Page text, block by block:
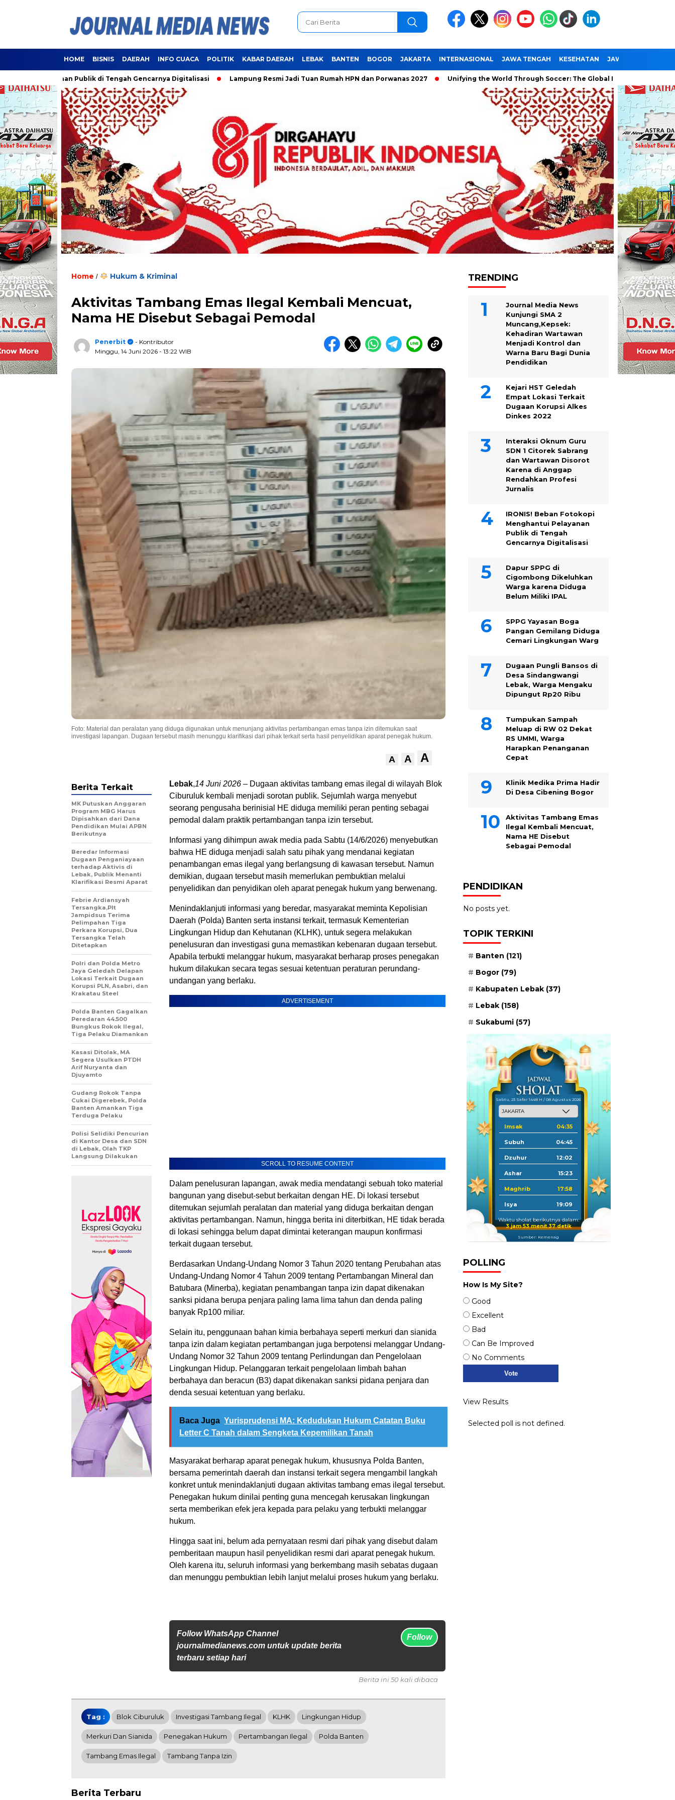
HOME BISNIS DAERAH INFO CUACA POLITIK KABAR DAERAH LEBAK BANTEN BOGOR JAKARTA INTERNASIONAL JAWA TENGAH KESEHATAN JAWA TIMUR
Publik di Tengah Gencarnya Digitalisasi Lampung Resmi Jadi Tuan Rumah HPN dan Porwanas 2027 Unifying the World Through Soccer: The Global Impact of the World Cup
Home / Hukum & Kriminal
Aktivitas Tambang Emas Ilegal Kembali Mencuat,
Nama HE Disebut Sebagai Pemodal
Penerbit
- Kontributor
Minggu, 14 Juni 2026 - 13:22 WIB
Foto: Material dan peralatan yang diduga digunakan untuk menunjang aktivitas pertambangan emas tanpa izin ditemukan saat
investigasi lapangan. Dugaan tersebut masih menunggu klarifikasi dari pihak terkait serta hasil penyelidikan aparat penegak hukum.
A A A
Lebak,14 Juni 2026 – Dugaan aktivitas tambang emas ilegal di wilayah Blok
Ciburuluk kembali menjadi sorotan publik. Sejumlah warga menyebut
seorang pengusaha berinisial HE diduga memiliki peran penting sebagai
pemodal dalam praktik pertambangan tanpa izin tersebut.
Informasi yang dihimpun awak media pada Sabtu (14/6/2026) menyebutkan
bahwa HE diduga menjadi salah satu pihak yang mendanai kegiatan
penambangan emas ilegal yang berlangsung di kawasan tersebut. Namun
demikian, dugaan tersebut masih memerlukan pembuktian melalui
penyelidikan dan penyidikan oleh aparat penegak hukum yang berwenang.
Menindaklanjuti informasi yang beredar, masyarakat meminta Kepolisian
Daerah (Polda) Banten serta instansi terkait, termasuk Kementerian
Lingkungan Hidup dan Kehutanan (KLHK), untuk segera melakukan
penelusuran dan investigasi guna memastikan kebenaran dugaan tersebut.
Apabila terbukti melanggar hukum, masyarakat berharap proses penegakan
hukum dilakukan secara tegas sesuai ketentuan peraturan perundang-
undangan yang berlaku.
ADVERTISEMENT
SCROLL TO RESUME CONTENT
Dalam penelusuran lapangan, awak media mendatangi sebuah toko material
bangunan yang disebut-sebut berkaitan dengan HE. Di lokasi tersebut
ditemukan sejumlah peralatan dan material yang diduga berkaitan dengan
aktivitas pertambangan. Namun, hingga berita ini diterbitkan, HE tidak berada
di lokasi sehingga belum dapat dimintai keterangan maupun konfirmasi
terkait dugaan tersebut.
Berdasarkan Undang-Undang Nomor 3 Tahun 2020 tentang Perubahan atas
Undang-Undang Nomor 4 Tahun 2009 tentang Pertambangan Mineral dan
Batubara (Minerba), kegiatan penambangan tanpa izin dapat dikenakan
sanksi pidana berupa penjara paling lama lima tahun dan denda paling
banyak Rp100 miliar.
Selain itu, penggunaan bahan kimia berbahaya seperti merkuri dan sianida
tanpa izin dalam kegiatan pertambangan juga berpotensi melanggar Undang-
Undang Nomor 32 Tahun 2009 tentang Perlindungan dan Pengelolaan
Lingkungan Hidup. Pelanggaran terkait pengelolaan limbah bahan
berbahaya dan beracun (B3) dapat dikenakan sanksi pidana penjara dan
denda sesuai ketentuan yang berlaku.
Baca Juga Yurisprudensi MA: Kedudukan Hukum Catatan Buku
Letter C Tanah dalam Sengketa Kepemilikan Tanah
Masyarakat berharap aparat penegak hukum, khususnya Polda Banten,
bersama pemerintah daerah dan instansi terkait segera mengambil langkah
konkret untuk menindaklanjuti dugaan aktivitas tambang emas ilegal tersebut.
Penegakan hukum dinilai penting guna mencegah kerusakan lingkungan
serta memberikan efek jera kepada para pelaku yang terbukti melanggar
hukum.
Hingga saat ini, belum ada pernyataan resmi dari pihak yang disebut dalam
pemberitaan maupun hasil penyelidikan resmi dari aparat penegak hukum.
Oleh karena itu, seluruh informasi yang berkembang masih sebatas dugaan
dan menunggu pembuktian lebih lanjut melalui proses hukum yang berlaku.
Follow WhatsApp Channel
journalmedianews.com untuk update berita
terbaru setiap hari
Follow
Berita Terkait
MK Putuskan Anggaran
Program MBG Harus
Dipisahkan dari Dana
Pendidikan Mulai APBN
Berikutnya
Beredar Informasi
Dugaan Penganiayaan
terhadap Aktivis di
Lebak, Publik Menanti
Klarifikasi Resmi Aparat
Febrie Ardiansyah
Tersangka,Plt
Jampidsus Terima
Pelimpahan Tiga
Perkara Korupsi, Dua
Tersangka Telah
Ditetapkan
Polri dan Polda Metro
Jaya Geledah Delapan
Lokasi Terkait Dugaan
Korupsi PLN, Asabri, dan
Krakatau Steel
Polda Banten Gagalkan
Peredaran 44.500
Bungkus Rokok Ilegal,
Tiga Pelaku Diamankan
Kasasi Ditolak, MA
Segera Usulkan PTDH
Arif Nuryanta dan
Djuyamto
Gudang Rokok Tanpa
Cukai Digerebek, Polda
Banten Amankan Tiga
Terduga Pelaku
Polisi Selidiki Pencurian
di Kantor Desa dan SDN
di Lebak, Olah TKP
Langsung Dilakukan
Berita ini 50 kali dibaca
Tag : Blok Ciburuluk Investigasi Tambang Ilegal KLHK Lingkungan Hidup
Merkuri Dan Sianida Penegakan Hukum Pertambangan Ilegal Polda Banten
Tambang Emas Ilegal Tambang Tanpa Izin
Berita Terbaru
TRENDING
Journal Media News
Kunjungi SMA 2
Muncang,Kepsek:
Kehadiran Wartawan
Menjadi Kontrol dan
Warna Baru Bagi Dunia
Pendidikan
Kejari HST Geledah
Empat Lokasi Terkait
Dugaan Korupsi Alkes
Dinkes 2022
Interaksi Oknum Guru
SDN 1 Citorek Sabrang
dan Wartawan Disorot
Karena di Anggap
Rendahkan Profesi
Jurnalis
IRONIS! Beban Fotokopi
Menghantui Pelayanan
Publik di Tengah
Gencarnya Digitalisasi
Dapur SPPG di
Cigombong Dikeluhkan
Warga karena Diduga
Belum Miliki IPAL
SPPG Yayasan Boga
Pangan Gemilang Diduga
Cemari Lingkungan Warg
Dugaan Pungli Bansos di
Desa Sindangwangi
Lebak, Warga Mengaku
Dipungut Rp20 Ribu
Tumpukan Sampah
Meluap di RW 02 Dekat
RS UMMI, Warga
Harapkan Penanganan
Cepat
Klinik Medika Prima Hadir
Di Desa Cibening Bogor
Aktivitas Tambang Emas
Ilegal Kembali Mencuat,
Nama HE Disebut
Sebagai Pemodal
PENDIDIKAN
No posts yet.
TOPIK TERKINI
Banten (121)
Bogor (79)
Kabupaten Lebak (37)
Lebak (158)
Sukabumi (57)
Sabtu, 23 Safar 1448 H / 08 Agustus 2026
Imsak 04:35
Subuh 04:45
Dzuhur 12:02
Ashar 15:23
Maghrib 17:58
Isya 19:09
Waktu sholat berikutnya dalam:
3 jam 53 menit 35 detik
Sumber: Kemenag
POLLING
How Is My Site?
Good
Excellent
Bad
Can Be Improved
No Comments
View Results
Selected poll is not defined.